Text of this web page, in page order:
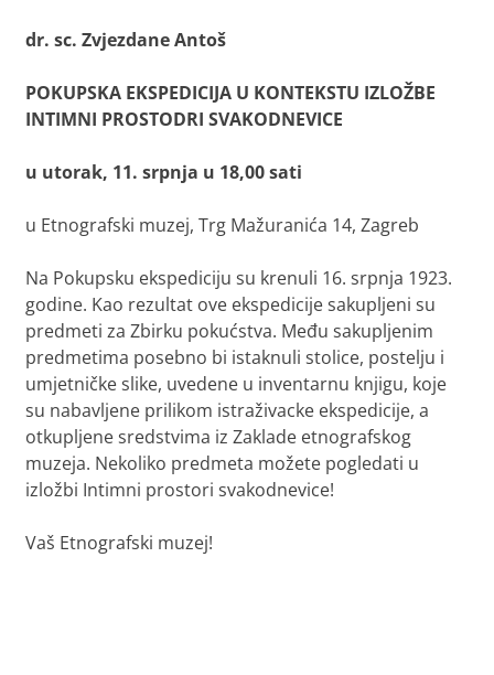
dr. sc. Zvjezdane Antoš
POKUPSKA EKSPEDICIJA U KONTEKSTU IZLOŽBE
INTIMNI PROSTODRI SVAKODNEVICE
u utorak, 11. srpnja u 18,00 sati
u Etnografski muzej, Trg Mažuranića 14, Zagreb
Na Pokupsku ekspediciju su krenuli 16. srpnja 1923.
godine. Kao rezultat ove ekspedicije sakupljeni su
predmeti za Zbirku pokućstva. Među sakupljenim
predmetima posebno bi istaknuli stolice, postelju i
umjetničke slike, uvedene u inventarnu knjigu, koje
su nabavljene prilikom istraživacke ekspedicije, a
otkupljene sredstvima iz Zaklade etnografskog
muzeja. Nekoliko predmeta možete pogledati u
izložbi Intimni prostori svakodnevice!
Vaš Etnografski muzej!